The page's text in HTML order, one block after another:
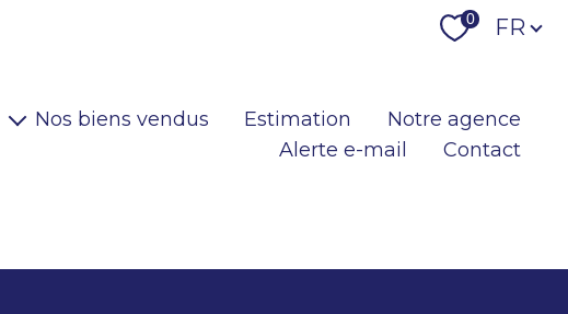
0 Langue
FR
Nos biens vendus Estimation
Notre agence
Alerte e-mail
Contact